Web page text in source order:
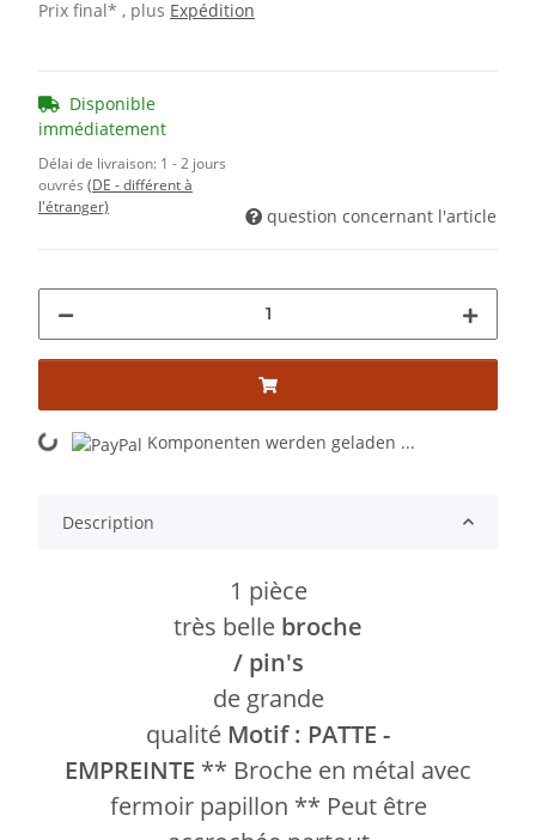
Prix final* , plus Expédition
Disponible
immédiatement
Délai de livraison: 1 - 2 jours
ouvrés (DE - différent à
l'étranger)
question concernant l'article
Loading... Komponenten werden geladen ...
Description
1 pièce
très belle broche
/ pin's
de grande
qualité Motif : PATTE -
EMPREINTE ** Broche en métal avec
fermoir papillon ** Peut être